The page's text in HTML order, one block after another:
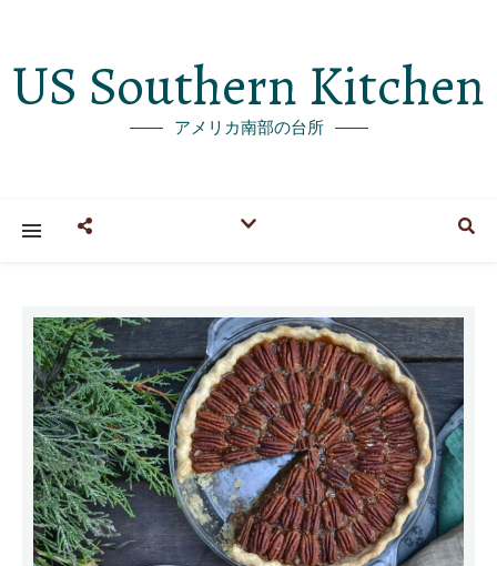
US Southern Kitchen
アメリカ南部の台所